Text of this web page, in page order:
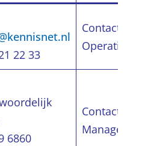
22 33
6860